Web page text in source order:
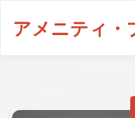
アメニティ・